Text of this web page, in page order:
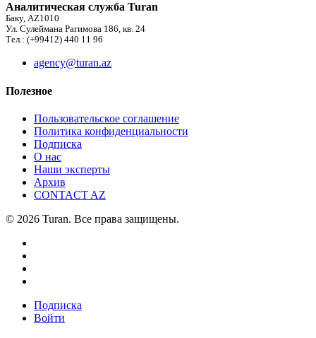
Аналитическая служба Turan
Баку, AZ1010
Ул. Сулеймана Рагимова 186, кв. 24
Тел.: (+99412) 440 11 96
agency@turan.az
Полезное
Пользовательское соглашение
Политика конфиденциальности
Подписка
О нас
Наши эксперты
Архив
CONTACT AZ
© 2026 Turan. Все права защищены.
Подписка
Войти